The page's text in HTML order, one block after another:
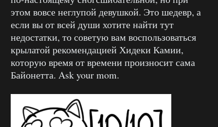
этом вовсе неглупой девушкой. Это шедевр, а
если вы от всей души хотите найти тут
недостатки, то советую вам воспользоваться
крылатой рекомендацией Хидеки Камии,
которую время от времени произносит сама
Байонетта. Ask your mom.